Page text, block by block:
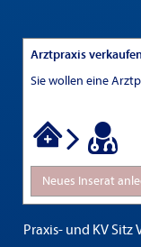
Arztpraxis
Sie wollen eine
Neues Inserat
Praxis- und KV Sitz